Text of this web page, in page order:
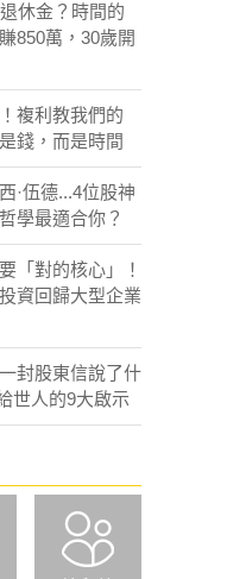
休金？時間的
850萬，30歲開
複利教我們的
錢，而是時間
·伍德...4位股神
學最適合你？
「對的核心」！
資回歸大型企業
封股東信說了什
世人的9大啟示